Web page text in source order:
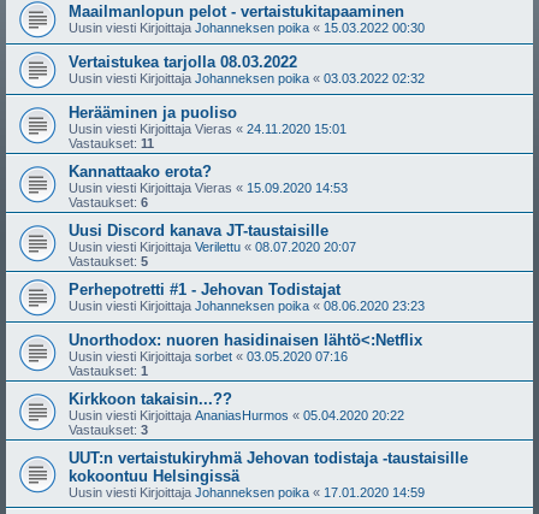
Maailmanlopun pelot - vertaistukitapaaminen
Uusin viesti Kirjoittaja Johanneksen poika « 15.03.2022 00:30
Vertaistukea tarjolla 08.03.2022
Uusin viesti Kirjoittaja Johanneksen poika « 03.03.2022 02:32
Herääminen ja puoliso
Uusin viesti Kirjoittaja Vieras « 24.11.2020 15:01
Vastaukset: 11
Kannattaako erota?
Uusin viesti Kirjoittaja Vieras « 15.09.2020 14:53
Vastaukset: 6
Uusi Discord kanava JT-taustaisille
Uusin viesti Kirjoittaja Verilettu « 08.07.2020 20:07
Vastaukset: 5
Perhepotretti #1 - Jehovan Todistajat
Uusin viesti Kirjoittaja Johanneksen poika « 08.06.2020 23:23
Unorthodox: nuoren hasidinaisen lähtö<:Netflix
Uusin viesti Kirjoittaja sorbet « 03.05.2020 07:16
Vastaukset: 1
Kirkkoon takaisin...??
Uusin viesti Kirjoittaja AnaniasHurmos « 05.04.2020 20:22
Vastaukset: 3
UUT:n vertaistukiryhmä Jehovan todistaja -taustaisille
kokoontuu Helsingissä
Uusin viesti Kirjoittaja Johanneksen poika « 17.01.2020 14:59